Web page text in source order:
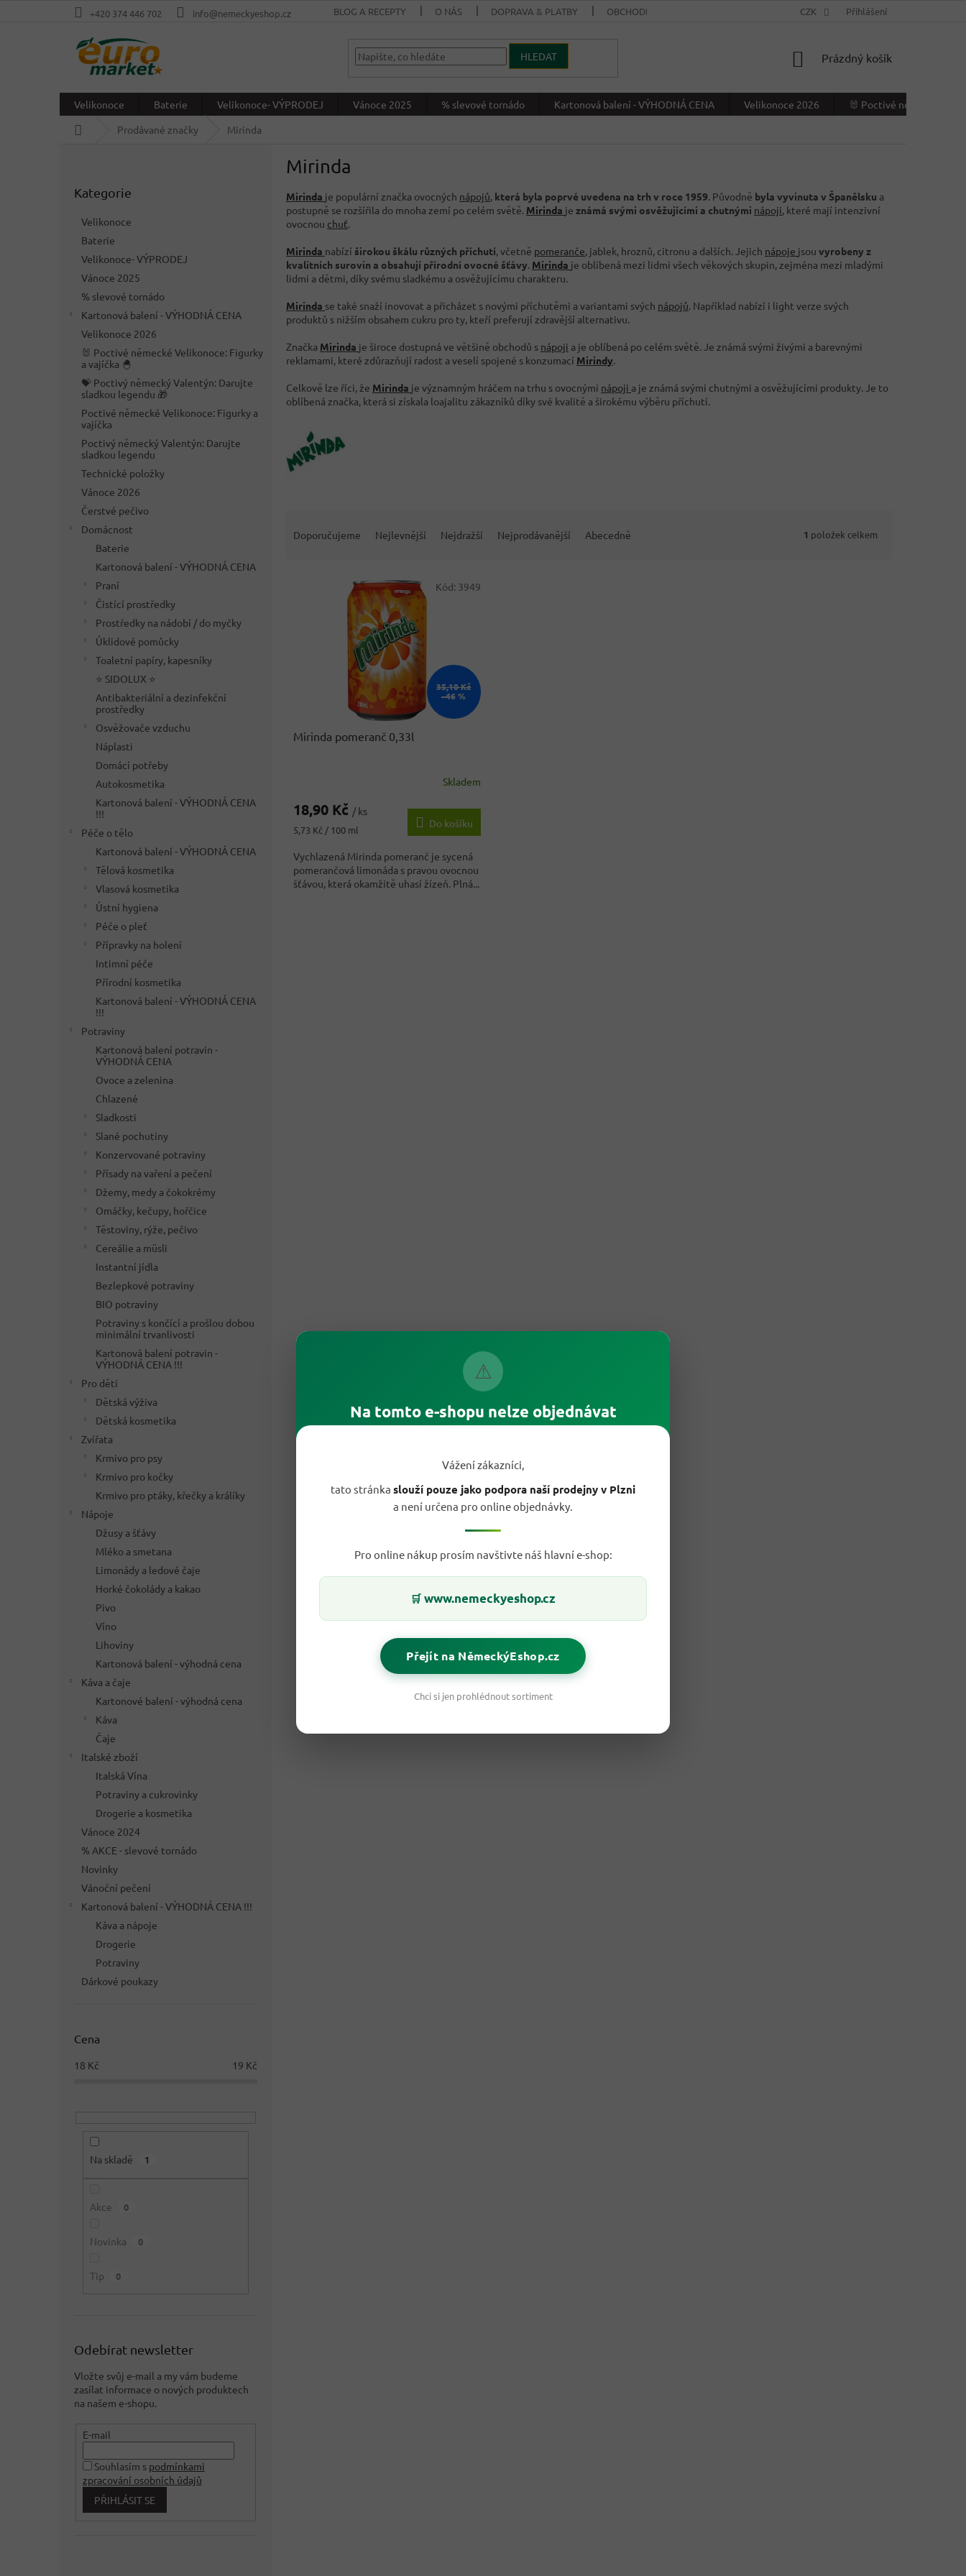
⚠
Na tomto e-shopu nelze objednávat
Vážení zákazníci,
tato stránka slouží pouze jako podpora naší prodejny v Plzni
a není určena pro online objednávky.
Pro online nákup prosím navštivte náš hlavní e-shop:
🛒 www.nemeckyeshop.cz
Přejít na NěmeckýEshop.cz
Chci si jen prohlédnout sortiment
+420 374 446 702 info@nemeckyeshop.cz BLOG A RECEPTY O NÁS DOPRAVA & PLATBY OBCHODNÍ PODMÍNKY VÝDEJNÍ MÍSTO
CZK Přihlášení
HLEDAT
NÁKUPNÍ
Prázdný košík
Velikonoce Baterie Velikonoce- VÝPRODEJ Vánoce 2025 % slevové tornádo Kartonová balení - VÝHODNÁ CENA Velikonoce 2026
🐰 Poctivé německé
Prodávané značky Mirinda
kategorie
Kategorie
Velikonoce
Baterie
Velikonoce- VÝPRODEJ
Vánoce 2025
% slevové tornádo
Kartonová balení - VÝHODNÁ CENA
Velikonoce 2026
🐰 Poctivé německé Velikonoce: Figurky
a vajíčka 🐣
💝 Poctivý německý Valentýn: Darujte
sladkou legendu 🎁
Poctivé německé Velikonoce: Figurky a
vajíčka
Poctivý německý Valentýn: Darujte
sladkou legendu
Technické položky
Vánoce 2026
Čerstvé pečivo
Domácnost
Baterie
Kartonová balení - VÝHODNÁ CENA
Praní
Čistící prostředky
Prostředky na nádobí / do myčky
Úklidové pomůcky
Toaletní papíry, kapesníky
⭐ SIDOLUX ⭐
Antibakteriální a dezinfekční
prostředky
Osvěžovače vzduchu
Náplasti
Domácí potřeby
Autokosmetika
Kartonová balení - VÝHODNÁ CENA
!!!
Péče o tělo
Kartonová balení - VÝHODNÁ CENA
Tělová kosmetika
Vlasová kosmetika
Ústní hygiena
Péče o pleť
Přípravky na holení
Intimní péče
Přírodní kosmetika
Kartonová balení - VÝHODNÁ CENA
!!!
Potraviny
Kartonová balení potravin -
VÝHODNÁ CENA
Ovoce a zelenina
Chlazené
Sladkosti
Slané pochutiny
Konzervované potraviny
Přísady na vaření a pečení
Džemy, medy a čokokrémy
Omáčky, kečupy, hořčice
Těstoviny, rýže, pečivo
Cereálie a müsli
Instantní jídla
Bezlepkové potraviny
BIO potraviny
Potraviny s končící a prošlou dobou
minimální trvanlivosti
Kartonová balení potravin -
VÝHODNÁ CENA !!!
Pro děti
Dětská výživa
Dětská kosmetika
Zvířata
Krmivo pro psy
Krmivo pro kočky
Krmivo pro ptáky, křečky a králíky
Nápoje
Džusy a šťávy
Mléko a smetana
Limonády a ledové čaje
Horké čokolády a kakao
Pivo
Víno
Lihoviny
Kartonová balení - výhodná cena
Káva a čaje
Kartonové balení - výhodná cena
Káva
Čaje
Italské zboží
Italská Vína
Potraviny a cukrovinky
Drogerie a kosmetika
Vánoce 2024
% AKCE - slevové tornádo
Novinky
Vánoční pečení
Kartonová balení - VÝHODNÁ CENA !!!
Káva a nápoje
Drogerie
Potraviny
Dárkové poukazy
Cena
18 Kč 19 Kč
Na skladě 1
Akce 0
Novinka 0
Tip 0
Odebírat newsletter
Vložte svůj e-mail a my vám budeme
zasílat informace o nových produktech
na našem e-shopu.
E-mail
Souhlasím s podmínkami
zpracování osobních údajů
PŘIHLÁSIT SE
Mirinda
Mirinda je populární značka ovocných nápojů, která byla poprvé uvedena na trh v roce 1959. Původně byla vyvinuta v Španělsku a
postupně se rozšířila do mnoha zemí po celém světě. Mirinda je známá svými osvěžujícími a chutnými nápoji, které mají intenzivní
ovocnou chuť.
Mirinda nabízí širokou škálu různých příchutí, včetně pomeranče, jablek, hroznů, citronu a dalších. Jejich nápoje jsou vyrobeny z
kvalitních surovin a obsahují přírodní ovocné šťávy. Mirinda je oblíbená mezi lidmi všech věkových skupin, zejména mezi mladými
lidmi a dětmi, díky svému sladkému a osvěžujícímu charakteru.
Mirinda se také snaží inovovat a přicházet s novými příchutěmi a variantami svých nápojů. Například nabízí i light verze svých
produktů s nižším obsahem cukru pro ty, kteří preferují zdravější alternativu.
Značka Mirinda je široce dostupná ve většině obchodů s nápoji a je oblíbená po celém světě. Je známá svými živými a barevnými
reklamami, které zdůrazňují radost a veselí spojené s konzumací Mirindy.
Celkově lze říci, že Mirinda je významným hráčem na trhu s ovocnými nápoji a je známá svými chutnými a osvěžujícími produkty. Je to
oblíbená značka, která si získala loajalitu zákazníků díky své kvalitě a širokému výběru příchutí.
Doporučujeme Nejlevnější Nejdražší Nejprodávanější Abecedně 1 položek celkem
35,10 Kč
–46 %
Mirinda pomeranč 0,33l
produktu
4,6
z
5
hvězdiček.
Skladem
18,90 Kč / ks
Měrná
5,73 Kč / 100 ml
Do košíku
Vychlazená Mirinda pomeranč je sycená
pomerančová limonáda s pravou ovocnou
šťávou, která okamžitě uhasí žízeň. Plná...
Kód: 3949